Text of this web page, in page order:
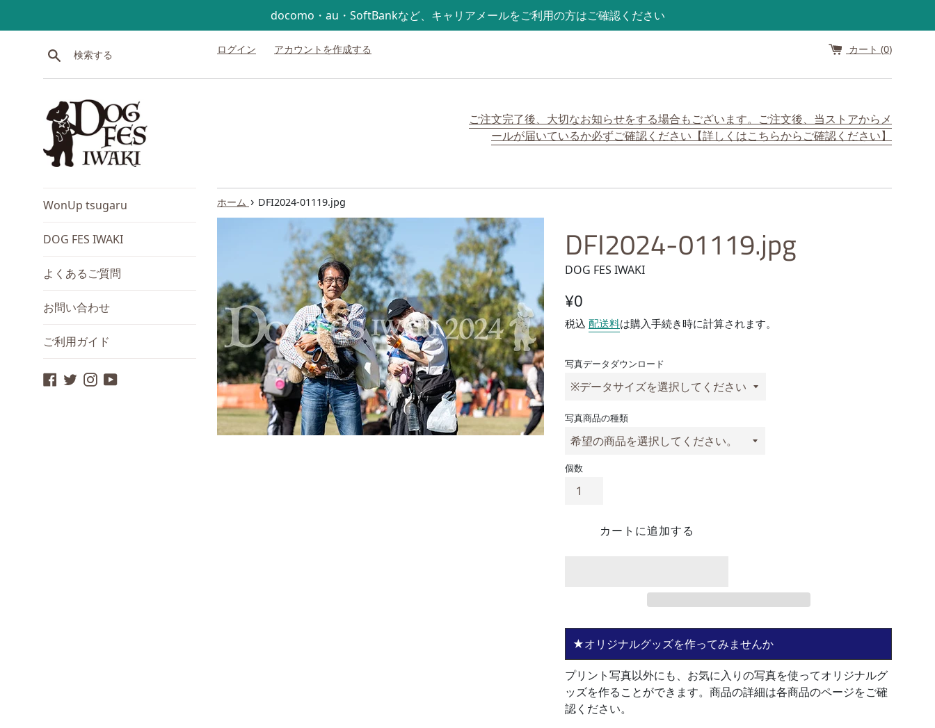
docomo・au・SoftBankなど、キャリアメールをご利用の方はご確認ください
検索する ログイン アカウントを作成する カート (0)
ご注文完了後、大切なお知らせをする場合もございます。ご注文後、当ストアからメ
ールが届いているか必ずご確認ください【詳しくはこちらからご確認ください】
WonUp tsugaru
DOG FES IWAKI
よくあるご質問
お問い合わせ
ご利用ガイド
Facebook
TwitterInstagram
YouTube
ホーム › DFI2024-01119.jpg
DFI2024-01119.jpg
DOG FES IWAKI
通常価格
¥0
税込 配送料は購入手続き時に計算されます。
写真データダウンロード
写真商品の種類
個数
カートに追加する
★オリジナルグッズを作ってみませんか
プリント写真以外にも、お気に入りの写真を使ってオリジナルグ
ッズを作ることができます。商品の詳細は各商品のページをご確
認ください。